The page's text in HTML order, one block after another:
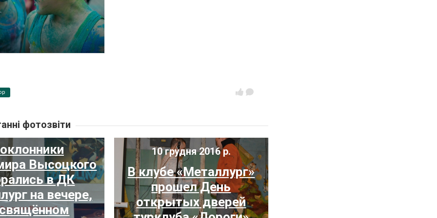
фотозвіти
січня 2017 р.
Высоцкого
в ДК
на вечере,
10 грудня 2016 р.
В клубе «Металлург»
прошел День
открытых дверей